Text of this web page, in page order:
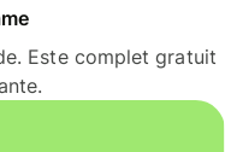
Este complet gratuit